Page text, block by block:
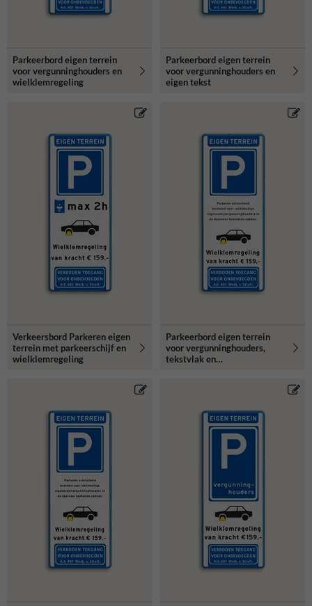
Parkeerbord eigen terrein
voor vergunninghouders en
wielklemregeling
Parkeerbord eigen terrein
voor vergunninghouders en
eigen tekst
Verkeersbord Parkeren eigen
terrein met parkeerschijf en
wielklemregeling
Parkeerbord eigen terrein
voor vergunninghouders,
tekstvlak en